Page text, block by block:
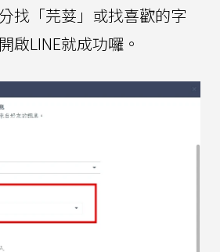
找「芫荽」或找喜歡的字
LINE就成功囉。